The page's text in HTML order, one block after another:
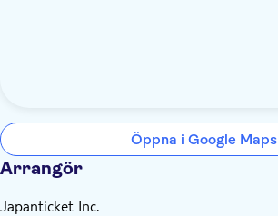
Öppna i Google Maps
Arrangör
Japanticket Inc.